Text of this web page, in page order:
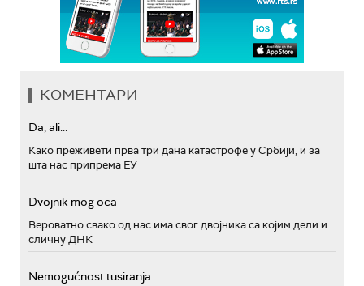
КОМЕНТАРИ
Da, ali...
Како преживети прва три дана катастрофе у Србији, и за
шта нас припрема ЕУ
Dvojnik mog oca
Вероватно свако од нас има свог двојника са којим дели и
сличну ДНК
Nemogućnost tusiranja